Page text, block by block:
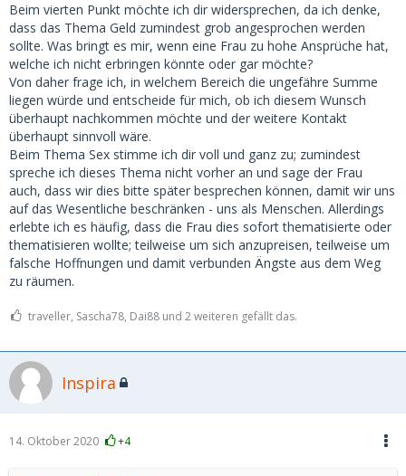
Beim vierten Punkt möchte ich dir widersprechen, da ich denke,
dass das Thema Geld zumindest grob angesprochen werden
sollte. Was bringt es mir, wenn eine Frau zu hohe Ansprüche hat,
welche ich nicht erbringen könnte oder gar möchte?
Von daher frage ich, in welchem Bereich die ungefähre Summe
liegen würde und entscheide für mich, ob ich diesem Wunsch
überhaupt nachkommen möchte und der weitere Kontakt
überhaupt sinnvoll wäre.
Beim Thema Sex stimme ich dir voll und ganz zu; zumindest
spreche ich dieses Thema nicht vorher an und sage der Frau
auch, dass wir dies bitte später besprechen können, damit wir uns
auf das Wesentliche beschränken - uns als Menschen. Allerdings
erlebte ich es häufig, dass die Frau dies sofort thematisierte oder
thematisieren wollte; teilweise um sich anzupreisen, teilweise um
falsche Hoffnungen und damit verbunden Ängste aus dem Weg
zu räumen.
traveller, Sascha78, Dai88 und 2 weiteren gefällt das.
Inspira
14. Oktober 2020 +4